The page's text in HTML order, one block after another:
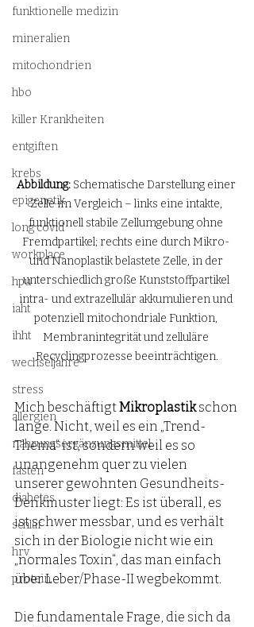
funktionelle medizin
mineralien
mitochondrien
hbo
killer Krankheiten
entgiften
krebs
epigenetik
long covid
workplace
hpu
iaht
ihht
wechseljahre
stress
allergien
nahrungsergänzungsmittel
fasten
diabetes
schlaf
hrv
protein
Abbildung: Schematische Darstellung einer
Zelle im Vergleich – links eine intakte,
funktionell stabile Zellumgebung ohne
Fremdpartikel; rechts eine durch Mikro-
und Nanoplastik belastete Zelle, in der
unterschiedlich große Kunststoffpartikel
intra- und extrazellulär akkumulieren und
potenziell mitochondriale Funktion,
Membranintegrität und zelluläre
Recyclingprozesse beeinträchtigen.
Mich beschäftigt Mikroplastik schon
lange. Nicht, weil es ein „Trend-
Thema“ ist, sondern weil es so
unangenehm quer zu vielen
unserer gewohnten Gesundheits-
Denkmuster liegt: Es ist überall, es
ist schwer messbar, und es verhält
sich in der Biologie nicht wie ein
„normales Toxin“, das man einfach
über Leber/Phase-II wegbekommt.
Die fundamentale Frage, die sich da